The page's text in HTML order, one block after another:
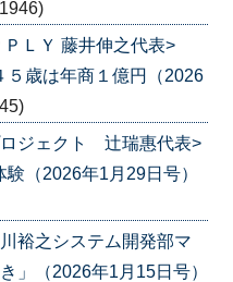
ＬＹ 藤井伸之代表>
５歳は年商１億円（2026
ジェクト 辻瑞惠代表>
（2026年1月29日号）
裕之システム開発部マ
」（2026年1月15日号）